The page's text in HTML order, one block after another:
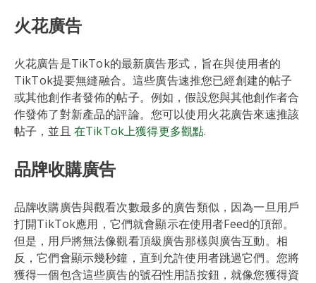
火花廣告
火花廣告是TikTok的最新廣告形式，旨在與使用者的
TikTok提要無縫融合。這些廣告速推您已經創建的帖子
或其他創作者發佈的帖子。例如，假設您與其他創作者合
作發佈了對新產品的評論。您可以使用火花廣告來速推該
帖子，並且 在TikTok上獲得更多觀點.
品牌收購廣告
品牌收購廣告與觀看次數最多的廣告類似，因為一旦用戶
打開TikTok應用，它們就會顯示在使用者Feed的頂部。
但是，用戶將無法像觀看頂級廣告那樣與廣告互動。相
反，它們會顯示幾秒鐘，直到允許使用者跳過它們。您將
獲得一個包含這些廣告的號召性用語按鈕，就像您獲得資